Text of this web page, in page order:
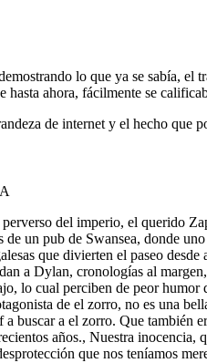
lo que ya se sabía,
hasta ahora, fácilmente se
de internet y el hecho que
del imperio, el querido
de un pub de Swansea, donde
que divierten el paseo
a Dylan, cronologías al
lo cual perciben de peor humor
de el zorro, no es una
buscar a el zorro. Que también
años., Nuestra
que nos teníamos